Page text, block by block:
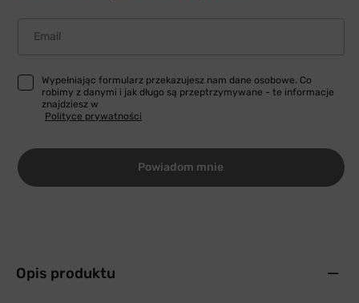
Email
Wypełniając formularz przekazujesz nam dane osobowe. Co
robimy z danymi i jak długo są przeptrzymywane - te informacje
znajdziesz w
Polityce prywatności
Powiadom mnie
Opis produktu